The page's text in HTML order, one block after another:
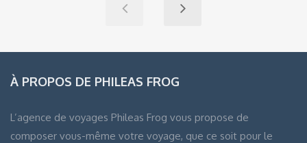
À PROPOS DE PHILEAS FROG
L’agence de voyages Phileas Frog vous propose de
composer vous-même votre voyage, que ce soit pour le